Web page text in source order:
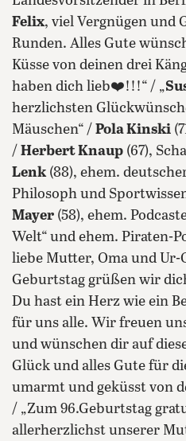
Felix, viel Vergnügen und
Runden. Alles Gute
Küsse von deinen drei
haben dich lieb❤️!!!“ / „
herzlichsten
Mäuschen“ / Pola Kinski
/ Herbert Knaup (67),
Lenk(88), ehem.
Philosoph und
Mayer (58), ehem.
Welt“ und ehem. Piraten-
liebe Mutter, Oma und Ur-
Geburtstag grüßen wir
Du hast ein Herz wie ein
für uns alle. Wir freuen
und wünschen dir auf
Glück und alles Gute für
umarmt und geküsst von
/ „Zum 96.Geburtstag
allerherzlichst unserer